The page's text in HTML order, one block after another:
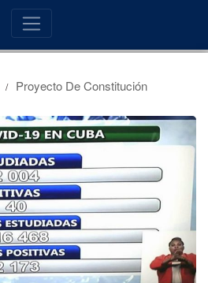
Proyecto De Constitución